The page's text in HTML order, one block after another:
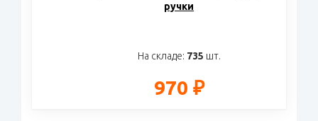
ручки
На складе: 735 шт.
970 ₽